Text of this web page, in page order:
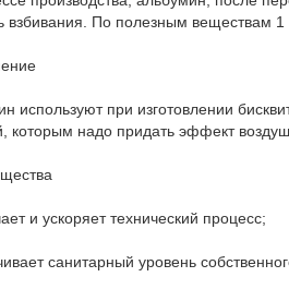
взбивания. По полезным веществам
используют при изготовлении
которым надо придать эффект
и ускоряет технический процесс;
санитарный уровень